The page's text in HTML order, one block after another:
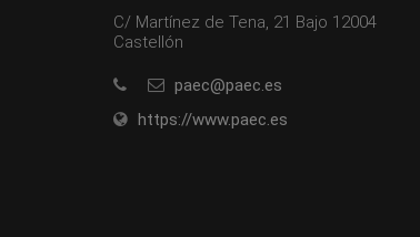
C/ Martínez de Tena, 21 Bajo 12004
Castellón
paec@paec.es
https://www.paec.es